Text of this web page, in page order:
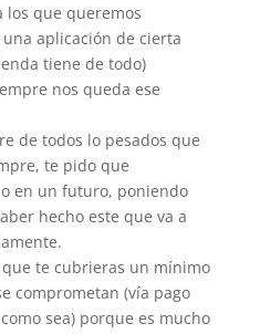
los que queremos
aplicación de cierta
tiene de todo)
nos queda ese
de todos lo pesados que
te pido que
en un futuro, poniendo
hecho este que va a
te cubrieras un mínimo
comprometan (vía pago
sea) porque es mucho